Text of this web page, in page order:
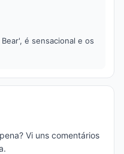
é sensacional e os
Vi uns comentários